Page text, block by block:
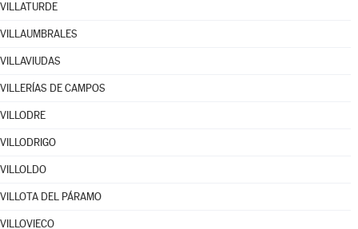
VILLATURDE
VILLAUMBRALES
VILLAVIUDAS
VILLERÍAS DE CAMPOS
VILLODRE
VILLODRIGO
VILLOLDO
VILLOTA DEL PÁRAMO
VILLOVIECO